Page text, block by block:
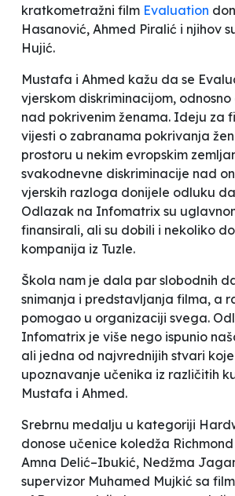
kratkometražni film Evaluation
Hasanović, Ahmed Piralić i njihov
Hujić.
Mustafa i Ahmed kažu da se
vjerskom diskriminacijom,
nad pokrivenim ženama. Ideju za
vijesti o zabranama pokrivanja
prostoru u nekim evropskim
svakodnevne diskriminacije nad
vjerskih razloga donijele odluku
Odlazak na Infomatrix su
finansirali, ali su dobili i nekoliko
kompanija iz Tuzle.
Škola nam je dala par slobodnih
snimanja i predstavljanja filma, a
pomogao u organizaciji svega.
Infomatrix je više nego ispunio
ali jedna od najvrednijih stvari koje
upoznavanje učenika iz različitih
Mustafa i Ahmed.
Srebrnu medalju u kategoriji
donose učenice koledža
Amna Delić–Ibukić, Nedžma
supervizor Muhamed Mujkić sa